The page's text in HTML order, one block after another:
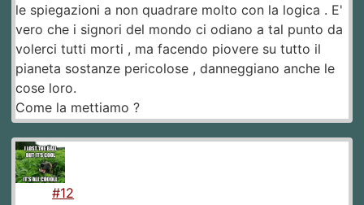
le spiegazioni a non quadrare molto con la logica . E'
vero che i signori del mondo ci odiano a tal punto da
volerci tutti morti , ma facendo piovere su tutto il
pianeta sostanze pericolose , danneggiano anche le
cose loro.
Come la mettiamo ?
#12